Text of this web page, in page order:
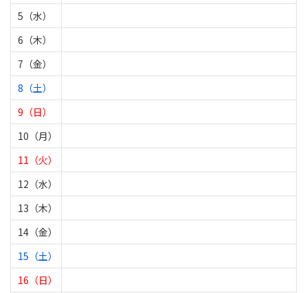
5（水）
6（木）
7（金）
8（土）
9（日）
10（月）
11（火）
12（水）
13（木）
14（金）
15（土）
16（日）